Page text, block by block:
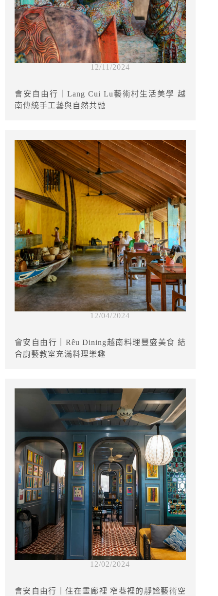
12/11/2024
會安自由行｜Lang Cui Lu藝術村生活美學 越
南傳統手工藝與自然共融
12/04/2024
會安自由行｜Rêu Dining越南料理豐盛美食 結
合廚藝教室充滿料理樂趣
12/02/2024
會安自由行｜住在畫廊裡 窄巷裡的靜謐藝術空